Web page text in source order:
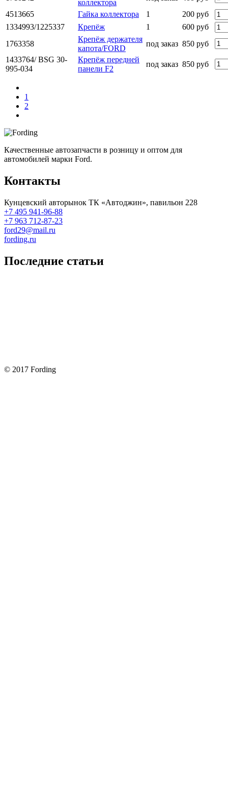
коллектора
4513665
Гайка коллектора 1
200 руб
1334993/1225337
Крепёж 1
600 руб
1763358
Крепёж держателя
капота/FORD
под заказ 850 руб
1433764/ BSG 30-
995-034
Крепёж передней
панели F2
под заказ 850 руб
1
2
Качественные автозапчасти в розницу и оптом для
автомобилей марки Ford.
Контакты
Кунцевский авторынок ТК «Автоджин», павильон 228
+7 495 941-96-88
+7 963 712-87-23
ford29@mail.ru
fording.ru
Последние статьи
© 2017 Fording